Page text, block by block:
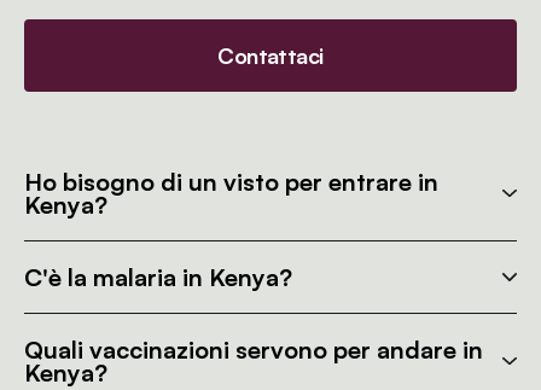
Contattaci
Ho bisogno di un visto per entrare in
Kenya?
C'è la malaria in Kenya?
Quali vaccinazioni servono per andare in
Kenya?